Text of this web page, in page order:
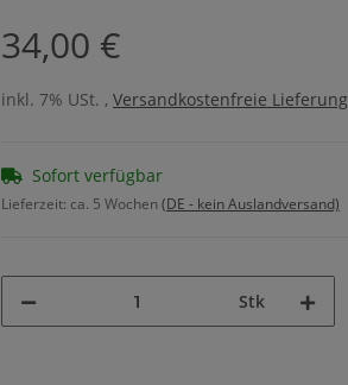
34,00 €
inkl. 7% USt. , Versandkostenfreie Lieferung
Sofort verfügbar
Lieferzeit: ca. 5 Wochen(DE - kein Auslandversand)
Stk